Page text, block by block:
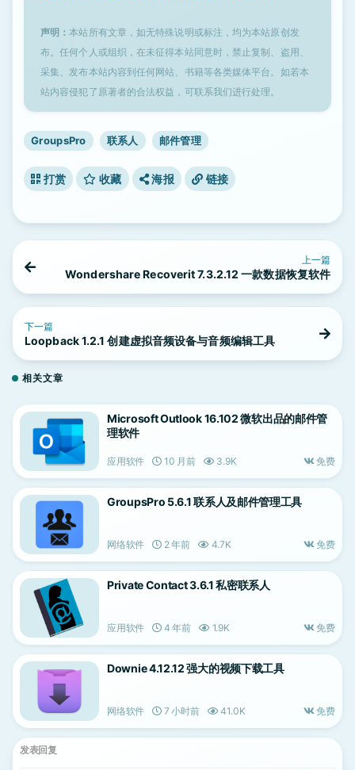
声明：本站所有文章，如无特殊说明或标注，均为本站原创发
布。任何个人或组织，在未征得本站同意时，禁止复制、盗用、
采集、发布本站内容到任何网站、书籍等各类媒体平台。如若本
站内容侵犯了原著者的合法权益，可联系我们进行处理。
GroupsPro 联系人 邮件管理
打赏 收藏 海报 链接
上一篇
Wondershare Recoverit 7.3.2.12 一款数据恢复软件
下一篇
Loopback 1.2.1 创建虚拟音频设备与音频编辑工具
相关文章
Microsoft Outlook 16.102 微软出品的邮件管
理软件
应用软件 10 月前 3.9K 免费
GroupsPro 5.6.1 联系人及邮件管理工具
网络软件 2 年前 4.7K 免费
Private Contact 3.6.1 私密联系人
应用软件 4 年前 1.9K 免费
Downie 4.12.12 强大的视频下载工具
网络软件 7 小时前 41.0K 免费
发表回复